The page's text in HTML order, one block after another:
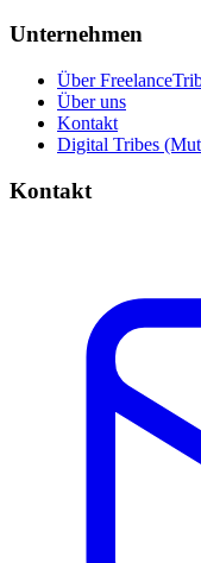
Unternehmen
Über
Über uns
Kontakt
Digital Tribes
Kontakt